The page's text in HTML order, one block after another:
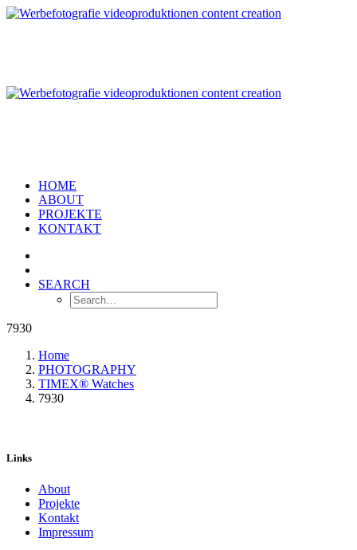
HOME
ABOUT
PROJEKTE
KONTAKT
SEARCH
7930
Home
PHOTOGRAPHY
TIMEX® Watches
7930
Links
About
Projekte
Kontakt
Impressum